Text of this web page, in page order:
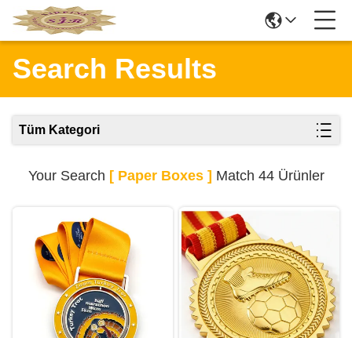
Search Results
Tüm Kategori
Your Search [ Paper Boxes ] Match 44 Ürünler